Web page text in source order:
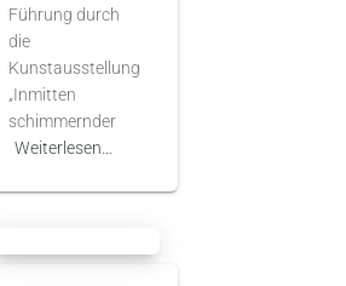
Führung durch
die
Kunstausstellung
„Inmitten
schimmernder
Weiterlesen…